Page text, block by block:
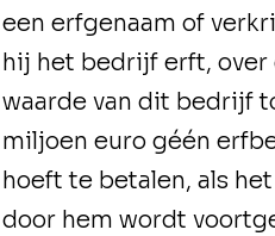
een erfgenaam of
hij het bedrijf erft, over
waarde van dit bedrijf
miljoen euro géén
hoeft te betalen, als
door hem wordt